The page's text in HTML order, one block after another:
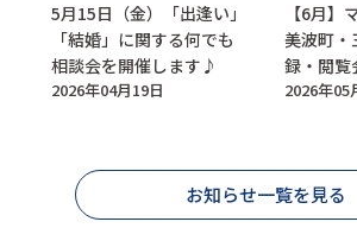
5月15日（金）「出逢い」
「結婚」に関する何でも
相談会を開催します♪
2026年04月19日
【6月】
美波町・
録・閲覧
2026年05
お知らせ一覧を見る